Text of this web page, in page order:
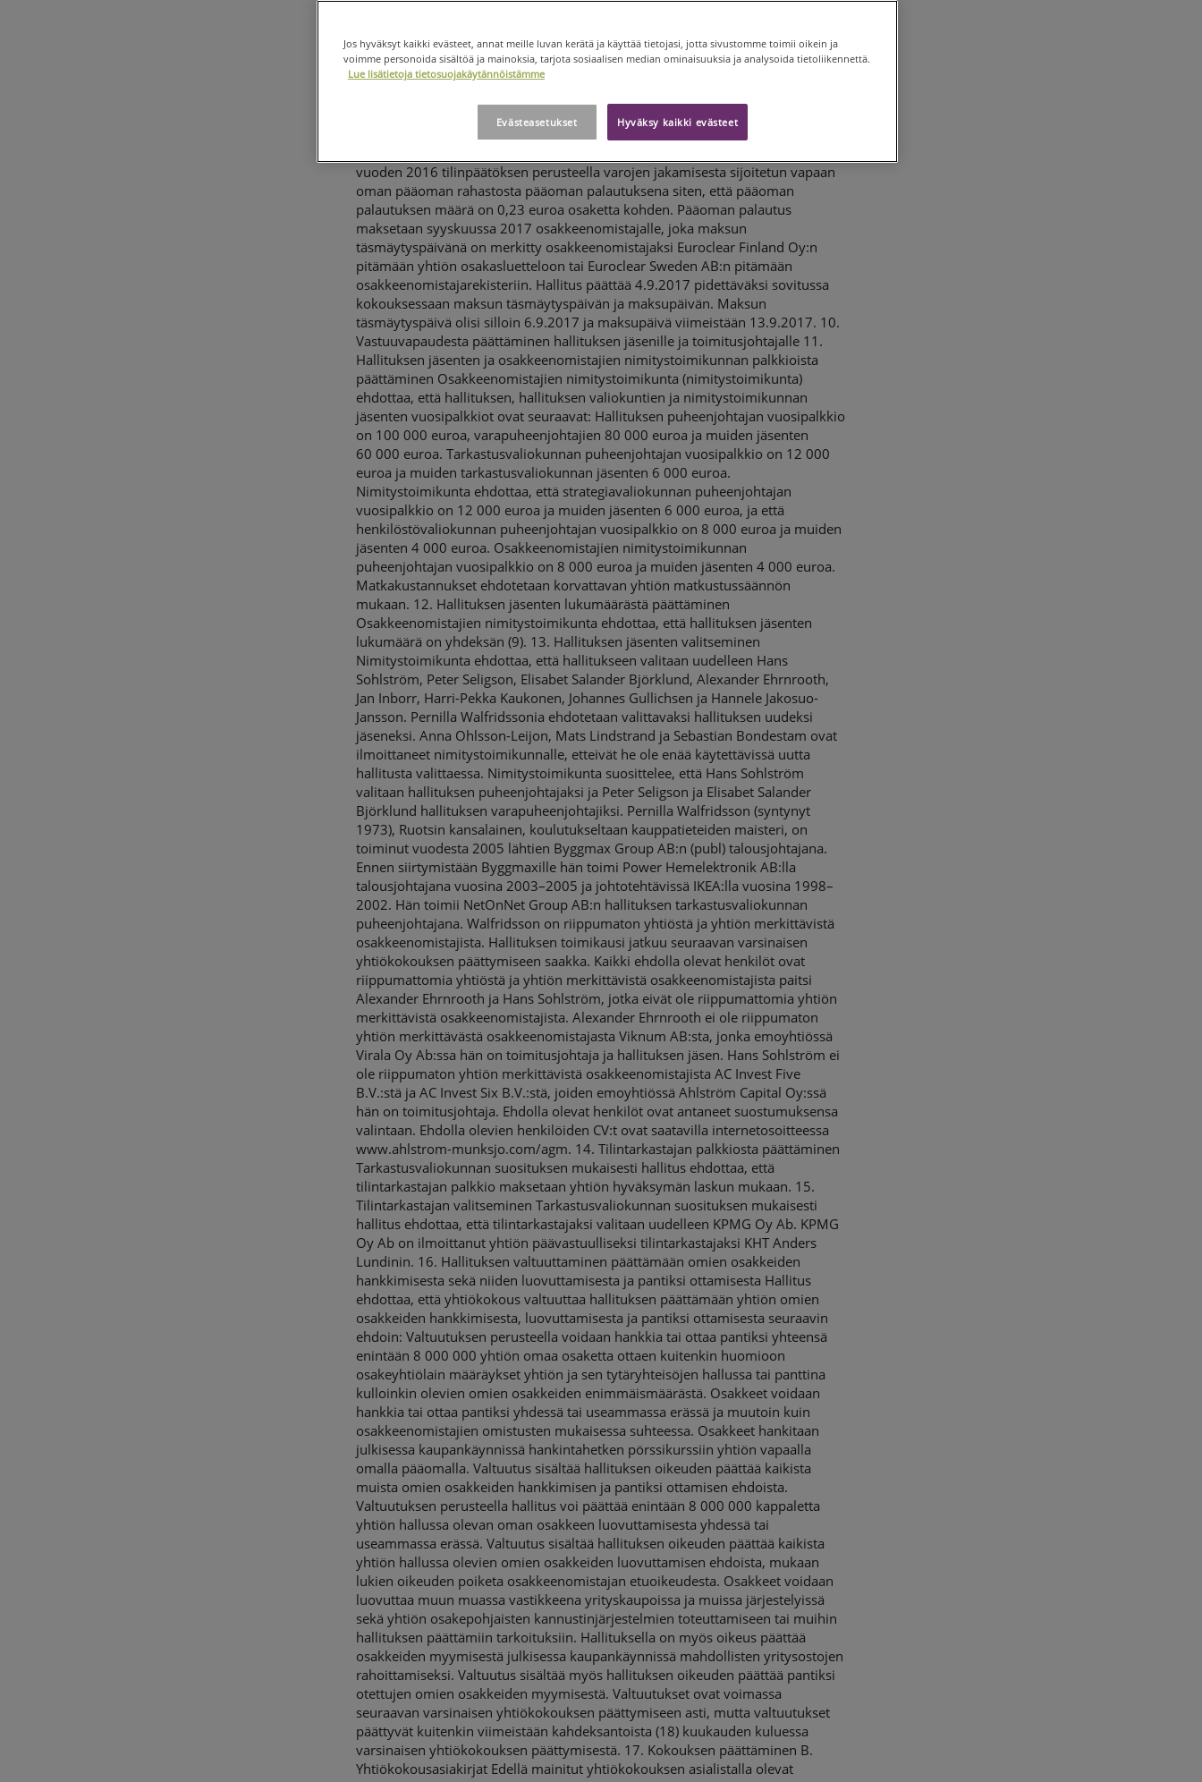
Jos hyväksyt kaikki evästeet, annat meille luvan kerätä ja käyttää tietojasi, jotta sivustomme toimii oikein ja
voimme personoida sisältöä ja mainoksia, tarjota sosiaalisen median ominaisuuksia ja analysoida tietoliikennettä.
Lue lisätietoja tietosuojakäytännöistämme
Hyväksy kaikki evästeet
Evästeasetukset